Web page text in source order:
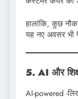
हालांकि, कुछ
यह नए अवसर भी
5. AI और
AI-powered -